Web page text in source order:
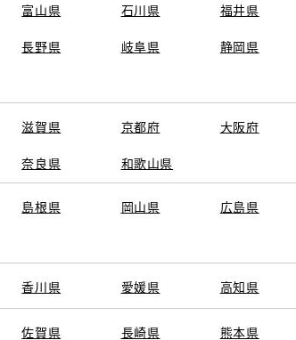
富山県 石川県 福井県
長野県 岐阜県 静岡県
滋賀県 京都府 大阪府
奈良県 和歌山県
島根県 岡山県 広島県
香川県 愛媛県 高知県
佐賀県 長崎県 熊本県
トヨタ中古車オンラインストア
クルマ買取
トヨタレンタカー
TOYOTA SHARE
トヨタのau/UQ
反社会的勢力に対する基本方針企業情報 リコール情報